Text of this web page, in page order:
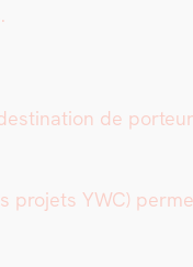
de
pro­jets YWC)